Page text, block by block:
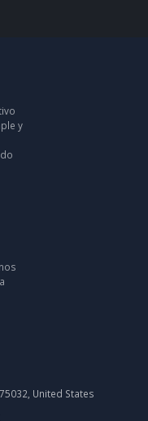
y
United States